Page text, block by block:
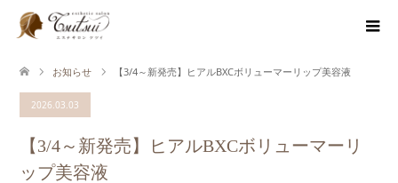
お知らせ 【3/4～新発売】ヒアルBXCボリューマーリップ美容液
2026.03.03
【3/4～新発売】ヒアルBXCボリューマーリ
ップ美容液